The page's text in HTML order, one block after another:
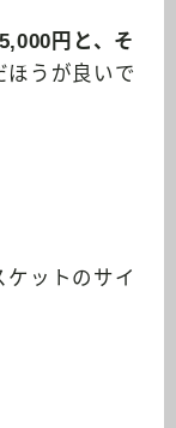
円と、そ
ほうが良いで
ットのサイ